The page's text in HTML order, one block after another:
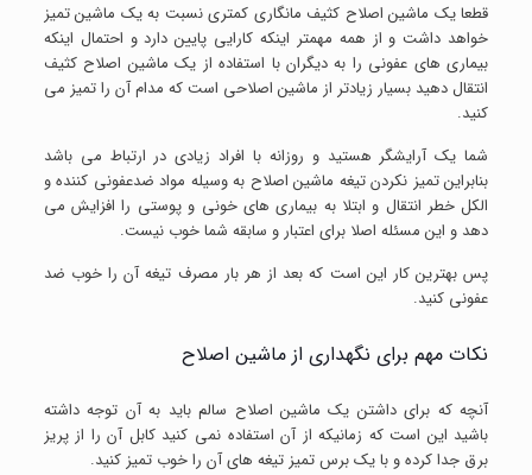
قطعا یک ماشین اصلاح کثیف مانگاری کمتری نسبت به یک ماشین تمیز
خواهد داشت و از همه مهمتر اینکه کارایی پایین دارد و احتمال اینکه
بیماری های عفونی را به دیگران با استفاده از یک ماشین اصلاح کثیف
انتقال دهید بسیار زیادتر از ماشین اصلاحی است که مدام آن را تمیز می
کنید.
شما یک آرایشگر هستید و روزانه با افراد زیادی در ارتباط می باشد
بنابراین تمیز نکردن تیغه ماشین اصلاح به وسیله مواد ضدعفونی کننده و
الکل خطر انتقال و ابتلا به بیماری های خونی و پوستی را افزایش می
دهد و این مسئله اصلا برای اعتبار و سابقه شما خوب نیست.
پس بهترین کار این است که بعد از هر بار مصرف تیغه آن را خوب ضد
عفونی کنید.
نکات مهم برای نگهداری از ماشین اصلاح
آنچه که برای داشتن یک ماشین اصلاح سالم باید به آن توجه داشته
باشید این است که زمانیکه از آن استفاده نمی کنید کابل آن را از پریز
برق جدا کرده و با یک برس تمیز تیغه های آن را خوب تمیز کنید.